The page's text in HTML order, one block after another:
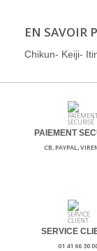
EN SAVOIR
Chikun- Keiji-
PAIEMENT
CB, PAYPAL,
SERVICE
01 41 66 30